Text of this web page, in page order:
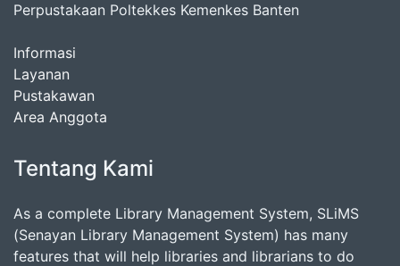
Perpustakaan Poltekkes Kemenkes Banten
Informasi
Layanan
Pustakawan
Area Anggota
Tentang Kami
As a complete Library Management System, SLiMS
(Senayan Library Management System) has many
features that will help libraries and librarians to do